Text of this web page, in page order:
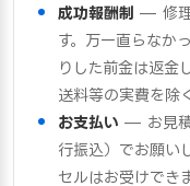
成功報酬制 — 修理
す。万一直らなか
りした前金は返金
送料等の実費を除
お支払い — お見積
行振込）でお願い
セルはお受けでき